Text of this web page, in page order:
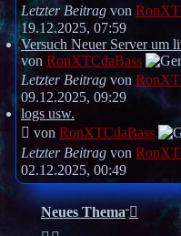
Letzter Beitrag von
19.12.2025, 07:59
Versuch Neuer Server um
von RonXTCdaBass
Letzter Beitrag von
09.12.2025, 09:29
logs usw.
von RonXTCdaBass
Letzter Beitrag von
02.12.2025, 00:49
Neues Thema